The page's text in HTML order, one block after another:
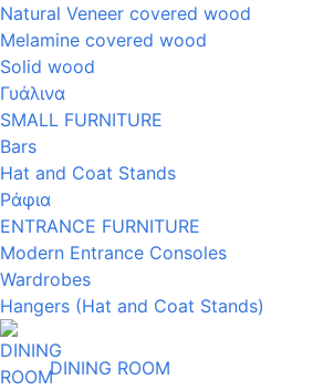
Natural Veneer covered wood
Melamine covered wood
Solid wood
Γυάλινα
SMALL FURNITURE
Bars
Hat and Coat Stands
Ράφια
ENTRANCE FURNITURE
Modern Entrance Consoles
Wardrobes
Hangers (Hat and Coat Stands)
DINING ROOM